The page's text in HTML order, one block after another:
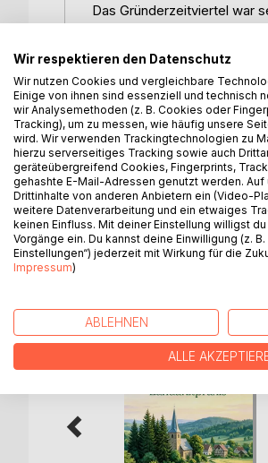
Das Gründerzeitviertel war
Hausbesetzungen und
Aber der Ölberg ist nicht
richtiger "Kiez", ein
Das Buch beleuchtet nicht
zeichnet außerdem ein
reiche Bebilderung mit
Ölbergs so interessant: Ein
WEITERE
Wir respektieren den Datenschutz
Wir nutzen Cookies und vergleichbare
Einige von ihnen sind essenziell und technisch
wir Analysemethoden (z. B. Cookies oder
Tracking), um zu messen, wie häufig unsere
wird. Wir verwenden Trackingtechnologien zu
hierzu serverseitiges Tracking sowie auch
geräteübergreifend Cookies, Fingerprints,
gehashte E-Mail-Adressen genutzt werden.
Drittinhalte von anderen Anbietern ein (Video-
weitere Datenverarbeitung und ein etwaiges
keinen Einfluss. Mit deiner Einstellung willigst
Vorgänge ein. Du kannst deine Einwilligung (z.
Einstellungen“) jederzeit mit Wirkung für die
Impressum)
ABLEHNEN
ALLE